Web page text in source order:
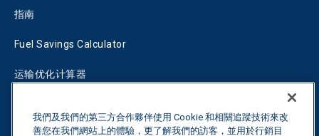
指南
Fuel Savings Calculator
运输优化计算器
我們及我們的第三方合作夥伴使用 Cookie 和相關追蹤技術來改
善您在我們網站上的體驗，更了解我們的訪客，並用於行銷目